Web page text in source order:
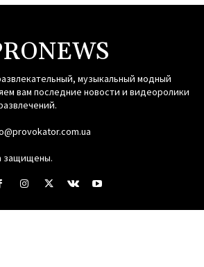
музыкальный модный
вам последние новости и видеоролики
защищены.